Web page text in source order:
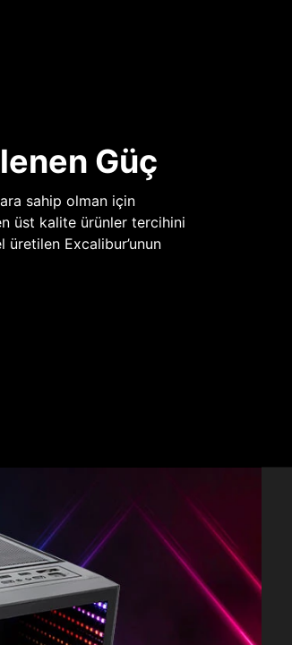
Güç
sahip olman için
üst kalite ürünler tercihini
Excalibur’unun